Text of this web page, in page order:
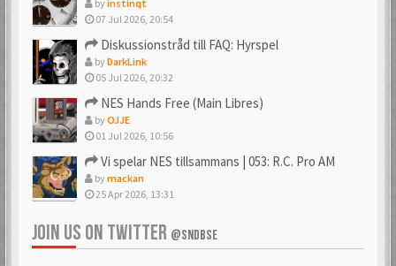
byinstinqt
07 Jul 2026, 20:54
Diskussionstråd till FAQ: Hyrspel
byDarkLink
05 Jul 2026, 20:32
NES Hands Free (Main Libres)
byOJJE
01 Jul 2026, 10:56
Vi spelar NES tillsammans | 053: R.C. Pro AM
bymackan
25 Apr 2026, 13:31
JOIN US ON TWITTER @SNDBSE